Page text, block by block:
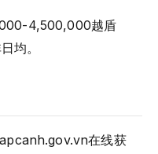
4,500,000越盾
均。
在线获